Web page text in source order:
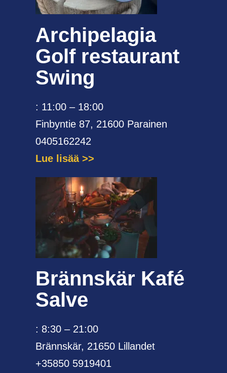
Archipelagia
Golf restaurant
Swing
: 11:00 – 18:00
Finbyntie 87, 21600 Parainen
0405162242
Lue lisää
Brännskär Kafé
Salve
: 8:30 – 21:00
Brännskär, 21650 Lillandet
+35850 5919401